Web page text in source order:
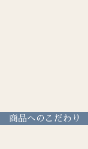
商品へのこだわり